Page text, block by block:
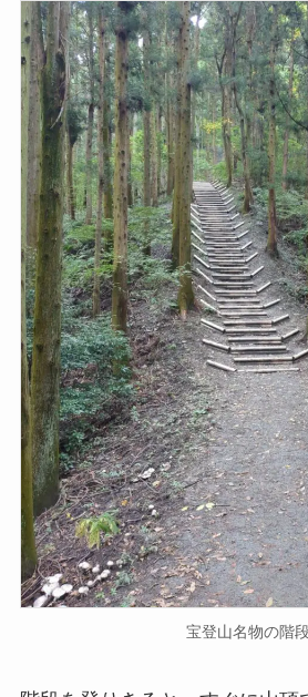
宝登山名物の階